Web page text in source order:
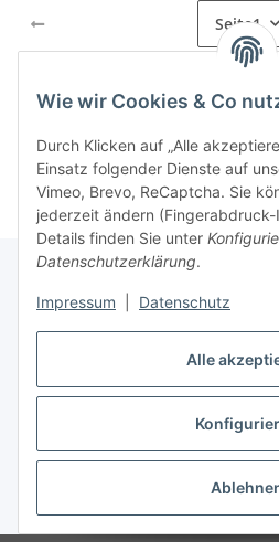
Alle
Wie wir Cookies & Co
Durch Klicken auf „Alle
Einsatz folgender Dienste auf
Vimeo, Brevo, ReCaptcha. Sie
jederzeit ändern
Details finden Sie unter
Datenschutzerklärung.
Impressum Datenschutz
Seite1
Kategorien
Gesetzliche Informationen